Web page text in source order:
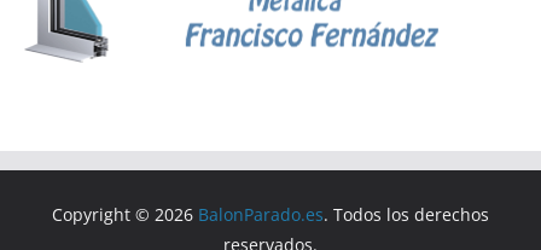
Copyright © 2026 BalonParado.es. Todos los derechos
reservados.